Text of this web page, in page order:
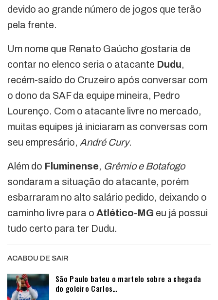
devido ao grande número de jogos que terão
pela frente.
Um nome que Renato Gaúcho gostaria de
contar no elenco seria o atacante Dudu,
recém-saído do Cruzeiro após conversar com
o dono da SAF da equipe mineira, Pedro
Lourenço. Com o atacante livre no mercado,
muitas equipes já iniciaram as conversas com
seu empresário, André Cury.
Além do Fluminense, Grêmio e Botafogo
sondaram a situação do atacante, porém
esbarraram no alto salário pedido, deixando o
caminho livre para o Atlético-MG eu já possui
tudo certo para ter Dudu.
ACABOU DE SAIR
São Paulo bateu o martelo sobre a chegada
do goleiro Carlos…